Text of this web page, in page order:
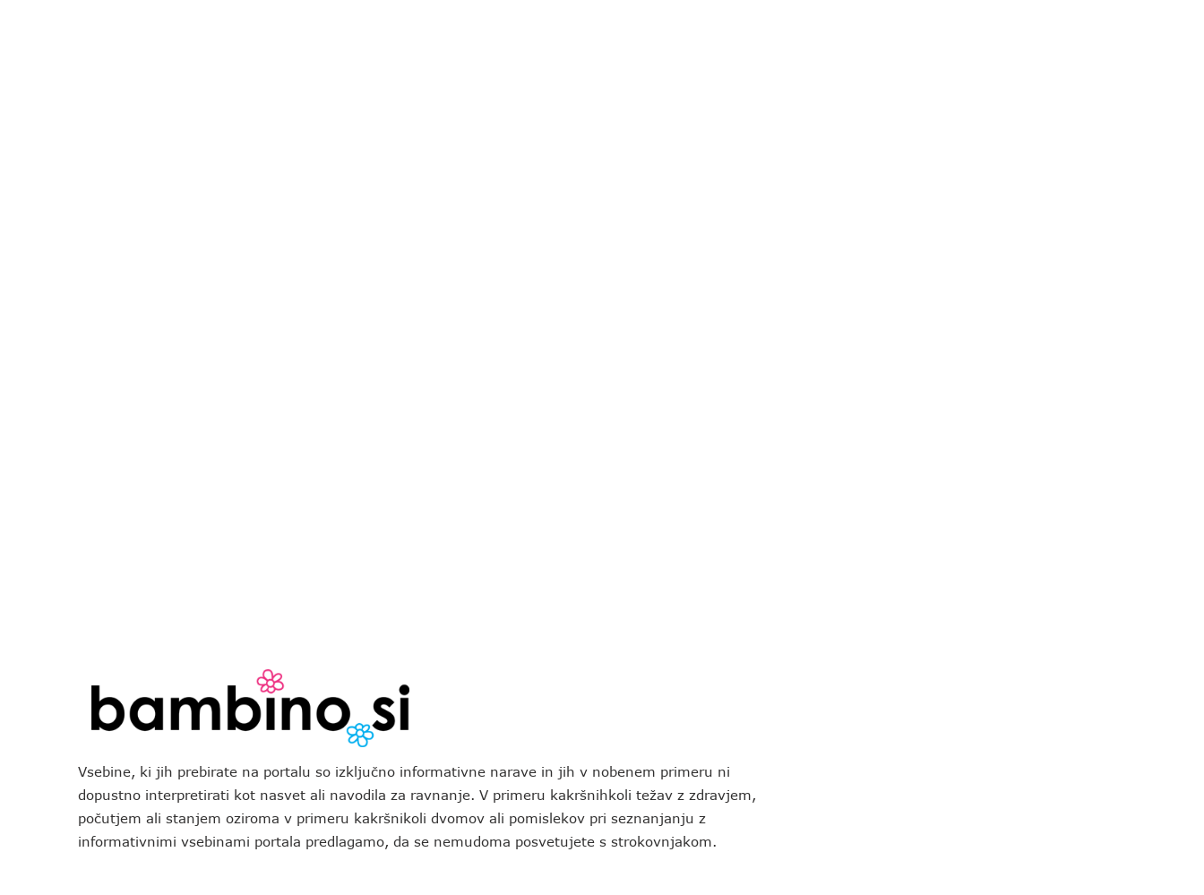
Vsebine, ki jih prebirate na portalu so izključno informativne narave in jih v nobenem primeru ni
dopustno interpretirati kot nasvet ali navodila za ravnanje. V primeru kakršnihkoli težav z zdravjem,
počutjem ali stanjem oziroma v primeru kakršnikoli dvomov ali pomislekov pri seznanjanju z
informativnimi vsebinami portala predlagamo, da se nemudoma posvetujete s strokovnjakom.